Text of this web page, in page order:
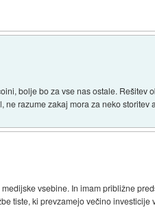
bolje bo za vse nas ostale.
razume zakaj mora za neko storitev
vsebine. In imam približne
tiste, ki prevzamejo večino investicije